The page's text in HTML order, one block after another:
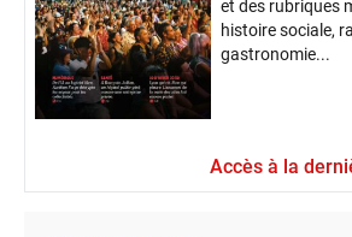
et des rubriques
histoire sociale,
gastronomie...
Accès à la